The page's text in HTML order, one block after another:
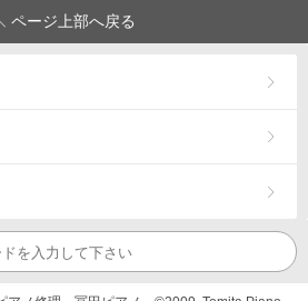
ページ上部へ戻る